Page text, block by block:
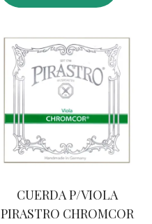
tiene
variantes.
Las
opciones
pueden
elegir
en
página
de
CUERDA P/VIOLA
PIRASTRO CHROMCOR